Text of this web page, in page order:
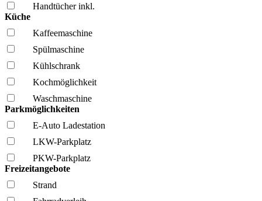
Handtücher inkl.
Küche
Kaffee­maschine
Spül­maschine
Kühl­schrank
Kochmöglich­keit
Wasch­maschine
Parkmöglichkeiten
E-Auto Ladestation
LKW-Parkplatz
PKW-Parkplatz
Freizeitangebote
Strand